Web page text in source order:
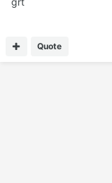
Quote